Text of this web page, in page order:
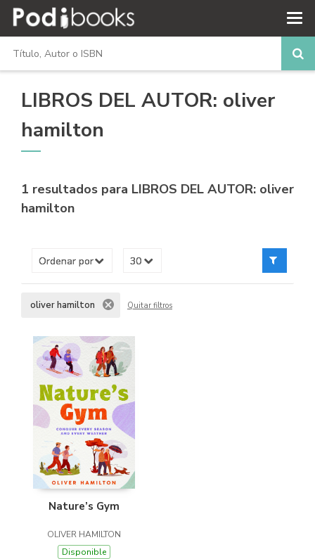
LIBROS DEL AUTOR: oliver
hamilton
1 resultados para LIBROS DEL AUTOR: oliver
hamilton
oliver hamilton Quitar filtros
Nature’s Gym
OLIVER HAMILTON
Disponible